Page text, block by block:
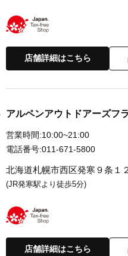
店舗詳細はこちら
アルペンアウトドアーズフ
営業時間:10:00~21:00
電話番号:011-671-5800
北海道札幌市西区発寒９条１
(JR発寒駅より徒歩5分)
店舗詳細はこちら